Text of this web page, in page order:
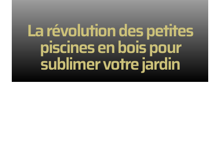
La révolution des petites
piscines en bois pour
sublimer votre jardin